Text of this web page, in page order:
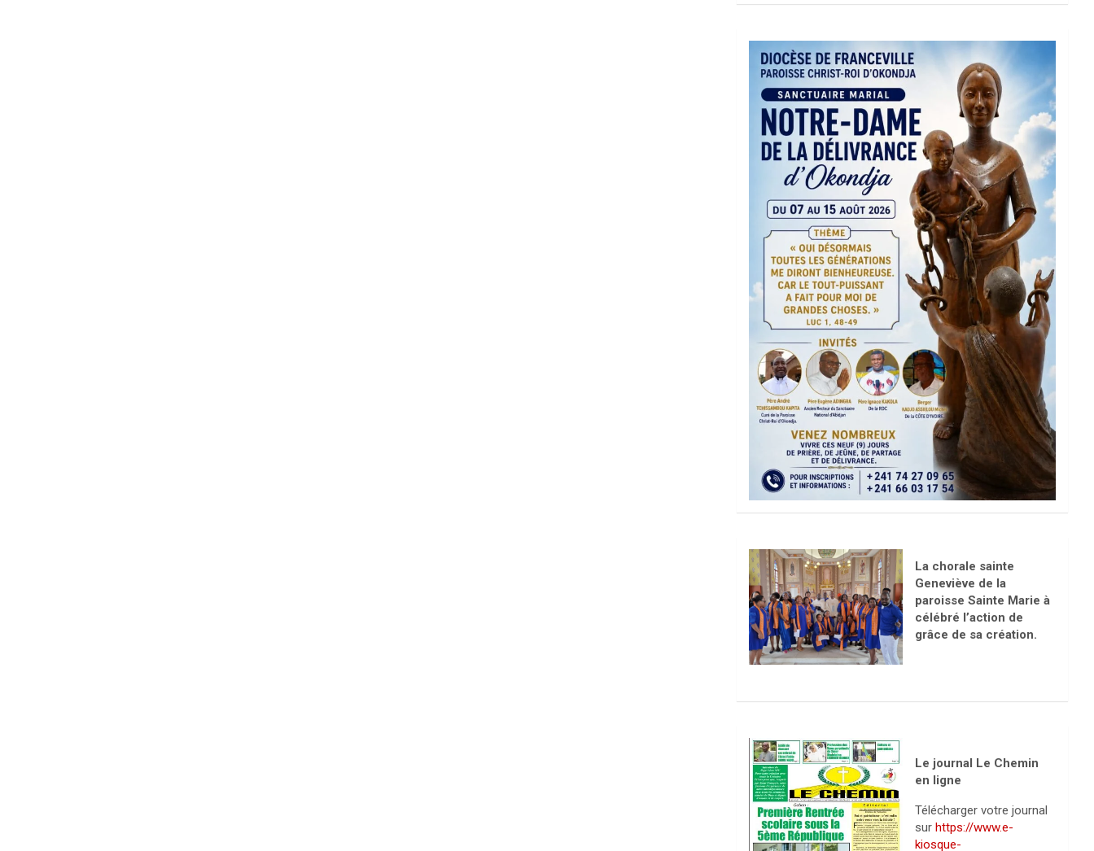
La chorale sainte
Geneviève de la
paroisse Sainte Marie à
célébré l’action de
grâce de sa création.
Le journal Le Chemin
en ligne
Télécharger votre journal
sur https://www.e-
kiosque-